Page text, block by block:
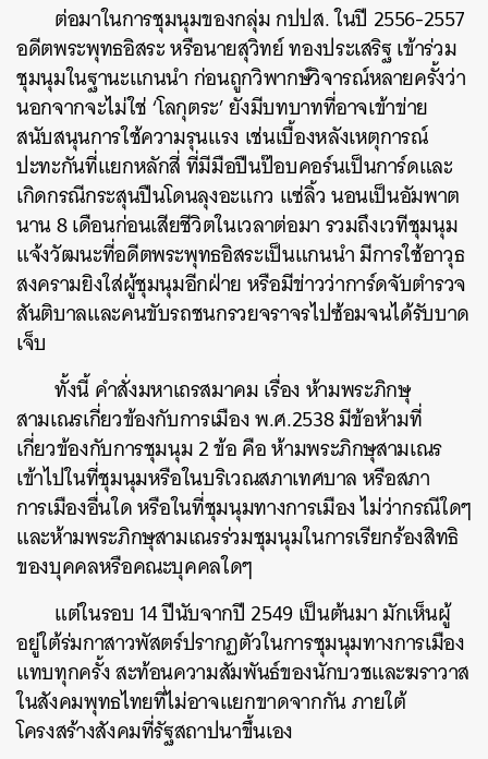
ต่อมาในการชุมนุมของกลุ่มกปปส.ในปี 2556-2557
อดีตพระพุทธอิสระหรือนายสุวิทย์ทองประเสริฐเข้าร่วม
ชุมนุมในฐานะแกนนำก่อนถูกวิพากษ์วิจารณ์หลายครั้งว่า
นอกจากจะไม่ใช่‘โลกุตระ’ยังมีบทบาทที่อาจเข้าข่าย
สนับสนุนการใช้ความรุนแรง เช่นเบื้องหลังเหตุการณ์
ปะทะกันที่แยกหลักสี่ที่มีมือปืนป๊อบคอร์นเป็นการ์ดและ
เกิดกรณีกระสุนปืนโดนลุงอะแกว แซ่ลิ้วนอนเป็นอัมพาต
นาน8เดือนก่อนเสียชีวิตในเวลาต่อมารวมถึงเวทีชุมนุม
แจ้งวัฒนะที่อดีตพระพุทธอิสระเป็นแกนนำมีการใช้อาวุธ
สงครามยิงใส่ผู้ชุมนุมอีกฝ่ายหรือมีข่าวว่าการ์ดจับตำรวจ
สันติบาลและคนขับรถชนกรวยจราจรไปซ้อมจนได้รับบาด
เจ็บ
ทั้งนี้คำสั่งมหาเถรสมาคมเรื่องห้ามพระภิกษุ
สามเณรเกี่ยวข้องกับการเมืองพ.ศ.2538มีข้อห้ามที่
เกี่ยวข้องกับการชุมนุม2ข้อคือห้ามพระภิกษุสามเณร
เข้าไปในที่ชุมนุมหรือในบริเวณสภาเทศบาลหรือสภา
การเมืองอื่นใดหรือในที่ชุมนุมทางการเมืองไม่ว่ากรณีใดๆ
และห้ามพระภิกษุสามเณรร่วมชุมนุมในการเรียกร้องสิทธิ
ของบุคคลหรือคณะบุคคลใดๆ
แต่ในรอบ14ปีนับจากปี 2549เป็นต้นมามักเห็นผู้
อยู่ใต้ร่มกาสาวพัสตร์ปรากฏตัวในการชุมนุมทางการเมือง
แทบทุกครั้งสะท้อนความสัมพันธ์ของนักบวชและฆราวาส
ในสังคมพุทธไทยที่ไม่อาจแยกขาดจากกันภายใต้
โครงสร้างสังคมที่รัฐสถาปนาขึ้นเอง